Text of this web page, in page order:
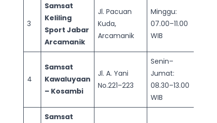
3
Samsat
Keliling
Sport Jabar
Arcamanik
Jl. Pacuan
Kuda,
Arcamanik
Minggu:
07.00–11.00
WIB
4
Samsat
Kawaluyaan
– Kosambi
Jl. A. Yani
No.221–223
Senin–
Jumat:
08.30–13.00
WIB
Samsat